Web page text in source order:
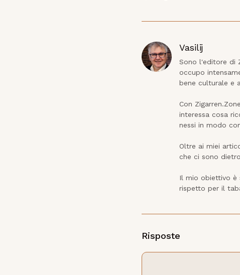
Vasilij
Sono l'editore di
occupo
bene culturale e
Con
interessa cosa
nessi in modo
Oltre ai miei
che ci sono
Il mio obiettivo è
rispetto per il
Risposte